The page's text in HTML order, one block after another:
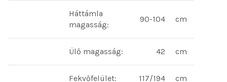
Háttámla
magasság:
90-104 cm
Ülő magasság: 42 cm
Fekvőfelület: 117/194 cm